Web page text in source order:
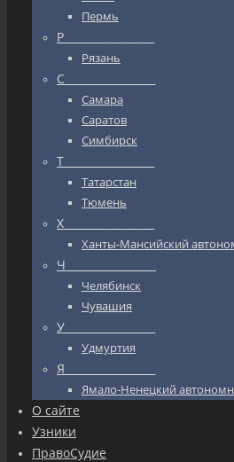
Пермь
Р_________________
Рязань
С_________________
Самара
Саратов
Симбирск
Т_________________
Татарстан
Тюмень
Х_________________
Ханты-Мансийский
Ч_________________
Челябинск
Чувашия
У_________________
Удмуртия
Я_________________
Ямало-Ненецкий
О сайте
Узники
ПравоСудие